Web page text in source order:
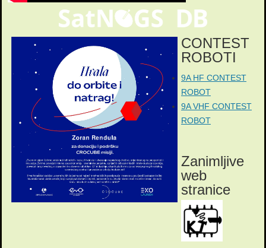
CONTEST
ROBOTI
9A HF CONTEST
ROBOT
9A VHF CONTEST
ROBOT
Zanimljive
web
stranice